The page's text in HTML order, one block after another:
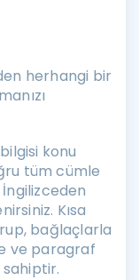
herhangi bir
konu
tüm cümle
İngilizceden
Kısa
bağlaçlarla
ve paragraf